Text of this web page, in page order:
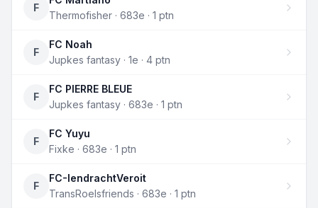
F
Thermofisher · 683e · 1 ptn
F
FC Noah
Jupkes fantasy · 1e · 4 ptn
F
FC PIERRE BLEUE
Jupkes fantasy · 683e · 1 ptn
F
FC Yuyu
Fixke · 683e · 1 ptn
F
FC-IendrachtVeroit
TransRoelsfriends · 683e · 1 ptn